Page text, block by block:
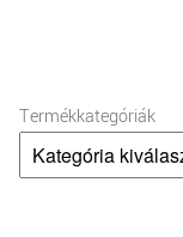
Termékkategóriák